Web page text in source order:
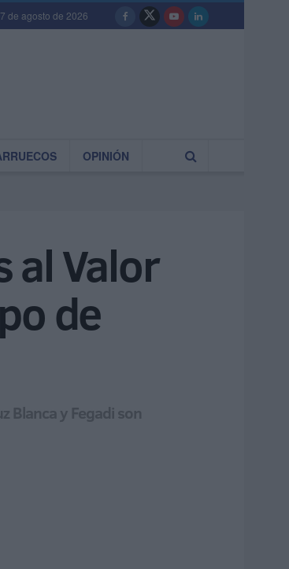
de agosto de 2026
OPINIÓN
al Valor
de
Blanca y Fegadi son